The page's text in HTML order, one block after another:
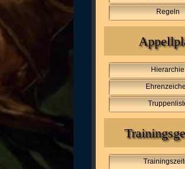
Regeln
Hierarchie